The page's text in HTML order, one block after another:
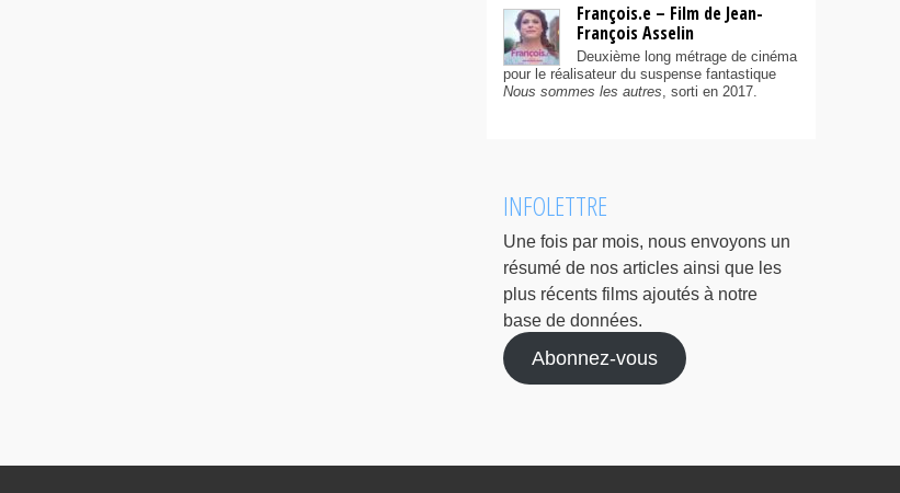
François.e – Film de Jean-
François Asselin
Deuxième long métrage de cinéma
pour le réalisateur du suspense fantastique
Nous sommes les autres, sorti en 2017.
INFOLETTRE
Une fois par mois, nous envoyons un
résumé de nos articles ainsi que les
plus récents films ajoutés à notre
base de données.
Abonnez-vous